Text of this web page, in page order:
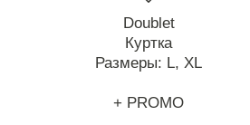
Doublet
Куртка
Размеры: L, XL
+ PROMO